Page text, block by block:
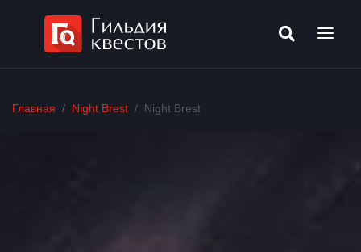
Главная Night Brest Night Brest